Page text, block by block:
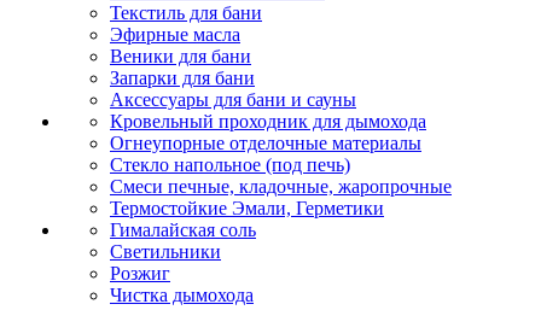
Текстиль для бани
Эфирные масла
Веники для бани
Запарки для бани
Аксессуары для бани и сауны
Кровельный проходник для дымохода
Огнеупорные отделочные материалы
Стекло напольное (под печь)
Смеси печные, кладочные, жаропрочные
Термостойкие Эмали, Герметики
Гималайская соль
Светильники
Розжиг
Чистка дымохода